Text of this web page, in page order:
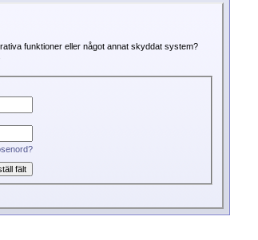
funktioner eller något annat skyddat system?